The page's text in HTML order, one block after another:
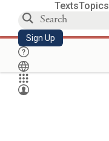
TextsTopics
Sign Up